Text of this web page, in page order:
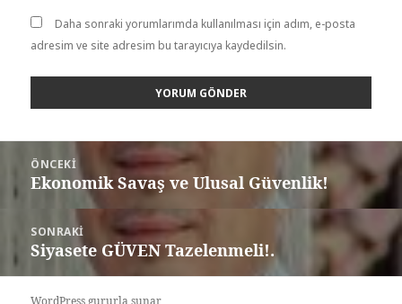
Daha sonraki yorumlarımda kullanılması için adım, e-posta
adresim ve site adresim bu tarayıcıya kaydedilsin.
ÖNCEKI
Ekonomik Savaş ve Ulusal Güvenlik!
SONRAKI
Siyasete GÜVEN Tazelenmeli!.
WordPress gururla sunar